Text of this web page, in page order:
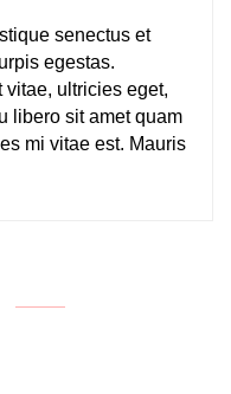
senectus et
egestas.
vitae, ultricies eget,
libero sit amet quam
mi vitae est. Mauris